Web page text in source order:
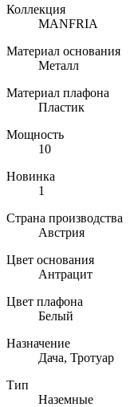
Коллекция
MANFRIA
Материал основания
Металл
Материал плафона
Пластик
Мощность
10
Новинка
1
Страна производства
Австрия
Цвет основания
Антрацит
Цвет плафона
Белый
Назначение
Дача, Тротуар
Тип
Наземные